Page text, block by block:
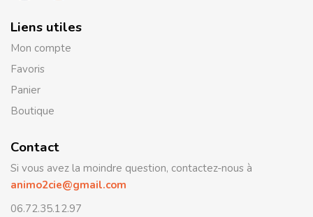
Liens utiles
Mon compte
Favoris
Panier
Boutique
Contact
Si vous avez la moindre question, contactez-nous à
animo2cie@gmail.com
06.72.35.12.97